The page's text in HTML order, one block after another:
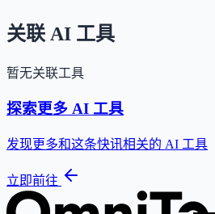
关联 AI 工具
暂无关联工具
探索更多 AI 工具
发现更多和这条快讯相关的 AI 工具
立即前往